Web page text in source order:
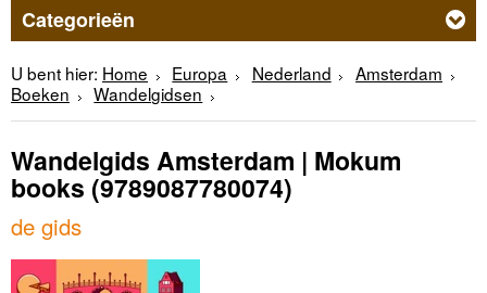
Categorieën
U bent hier: Home Europa Nederland
Amsterdam
Boeken
Wandelgidsen
Wandelgids Amsterdam | Mokum
books (9789087780074)
de gids